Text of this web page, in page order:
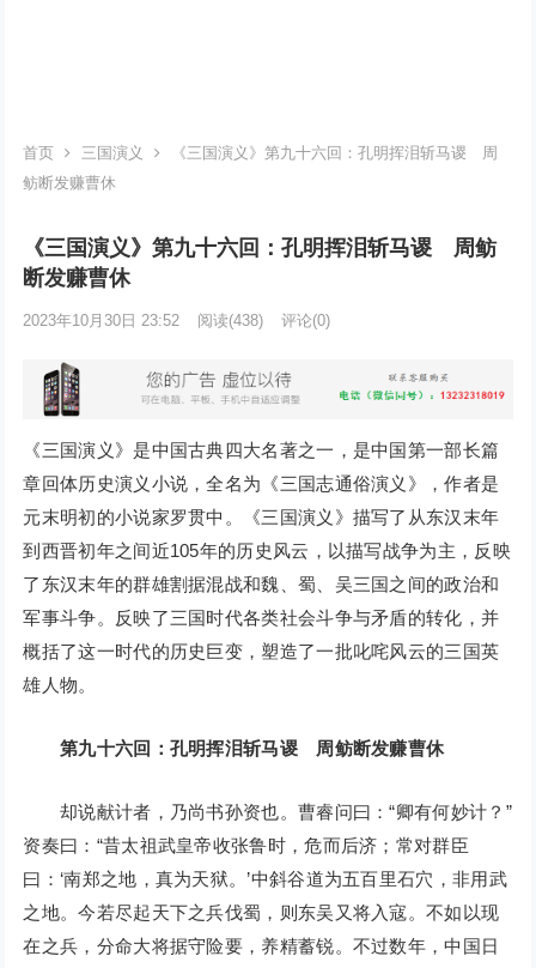
首页 三国演义
《三国演义》第九十六回：孔明挥泪斩马谡 周
鲂断发赚曹休
《三国演义》第九十六回：孔明挥泪斩马谡 周鲂
断发赚曹休
2023年10月30日 23:52 阅读(438) 评论(0)
《三国演义》是中国古典四大名著之一，是中国第一部长篇
章回体历史演义小说，全名为《三国志通俗演义》，作者是
元末明初的小说家罗贯中。《三国演义》描写了从东汉末年
到西晋初年之间近105年的历史风云，以描写战争为主，反映
了东汉末年的群雄割据混战和魏、蜀、吴三国之间的政治和
军事斗争。反映了三国时代各类社会斗争与矛盾的转化，并
概括了这一时代的历史巨变，塑造了一批叱咤风云的三国英
雄人物。
第九十六回：孔明挥泪斩马谡 周鲂断发赚曹休
却说献计者，乃尚书孙资也。曹睿问曰：“卿有何妙计？”
资奏曰：“昔太祖武皇帝收张鲁时，危而后济；常对群臣
曰：‘南郑之地，真为天狱。’中斜谷道为五百里石穴，非用武
之地。今若尽起天下之兵伐蜀，则东吴又将入寇。不如以现
在之兵，分命大将据守险要，养精蓄锐。不过数年，中国日